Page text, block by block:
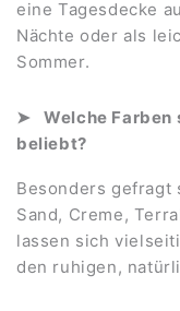
eine Tagesdecke
Nächte oder als
Sommer.
Welche Farben
beliebt?
Besonders gefragt
Sand, Creme,
lassen sich
den ruhigen,